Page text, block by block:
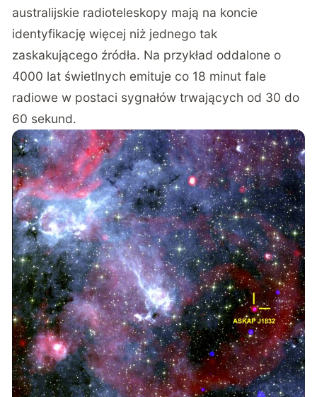
australijskie radioteleskopy mają na koncie
identyfikację więcej niż jednego tak
zaskakującego źródła. Na przykład oddalone o
4000 lat świetlnych emituje co 18 minut fale
radiowe w postaci sygnałów trwających od 30 do
60 sekund.